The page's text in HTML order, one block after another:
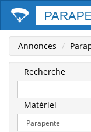
Annonces
Recherche
Matériel